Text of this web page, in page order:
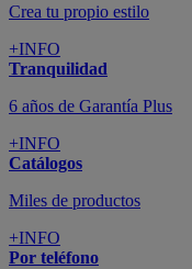
Crea tu propio estilo
+INFO
Tranquilidad
6 años de Garantía Plus
+INFO
Catálogos
Miles de productos
+INFO
Por teléfono